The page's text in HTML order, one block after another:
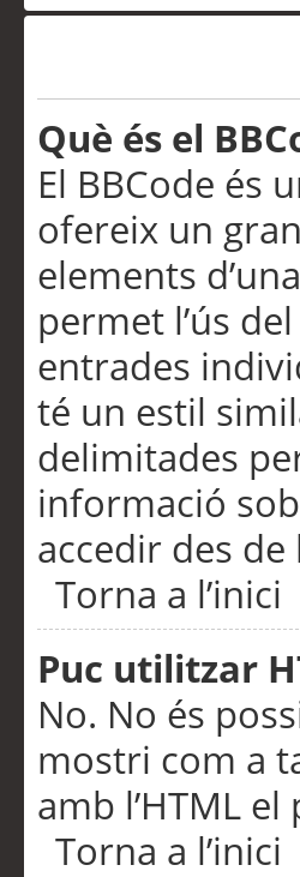
Què és el
El BBCode és
ofereix un
elements
permet l’ús
entrades
té un estil
delimitades
informació
accedir des
Torna a l’inici
Puc utilitzar
No. No és
mostri com a
amb l’HTML
Torna a l’inici